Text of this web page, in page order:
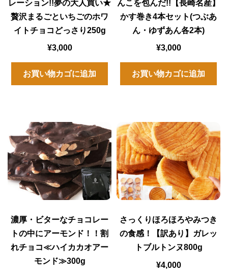
レーション!!夢の大人買い★
贅沢まるごといちごのホワ
イトチョコどっさり250g
¥3,000
お買い物カゴに追加
んこを包んだ!!【長崎名産】
かす巻き4本セット(つぶあ
ん・ゆずあん各2本)
¥3,000
お買い物カゴに追加
濃厚・ビターなチョコレー
トの中にアーモンド！！割
れチョコ≪ハイカカオアー
モンド≫300g
さっくりほろほろやみつき
の食感！【訳あり】ガレッ
トブルトンヌ800g
¥4,000